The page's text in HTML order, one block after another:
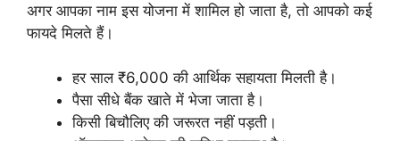
अगर आपका नाम इस योजना में शामिल हो जाता है, तो आपको कई
फायदे मिलते हैं।
हर साल ₹6,000 की आर्थिक सहायता मिलती है।
पैसा सीधे बैंक खाते में भेजा जाता है।
किसी बिचौलिए की जरूरत नहीं पड़ती।